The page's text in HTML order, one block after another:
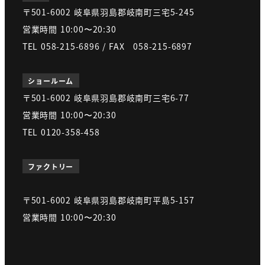
〒501-6002 岐阜県羽島郡岐南町三宅5-245
営業時間 10:00〜20:30
TEL 058-215-6896 / FAX 058-215-6897
ショールーム
〒501-6002 岐阜県羽島郡岐南町三宅6-77
営業時間 10:00〜20:30
TEL 0120-358-458
ファクトリー
〒501-6002 岐阜県羽島郡岐南町平島5-157
営業時間 10:00〜20:30